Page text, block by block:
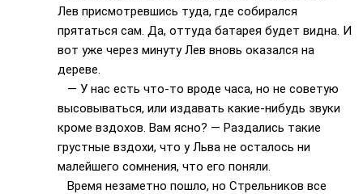
Лев присмотревшись туда, где собирался
прятаться сам. Да, оттуда батарея будет видна. И
вот уже через минуту Лев вновь оказался на
дереве.
— У нас есть что-то вроде часа, но не советую
высовываться, или издавать какие-нибудь звуки
кроме вздохов. Вам ясно? — Раздались такие
грустные вздохи, что у Льва не осталось ни
малейшего сомнения, что его поняли.
Время незаметно пошло, но Стрельников все